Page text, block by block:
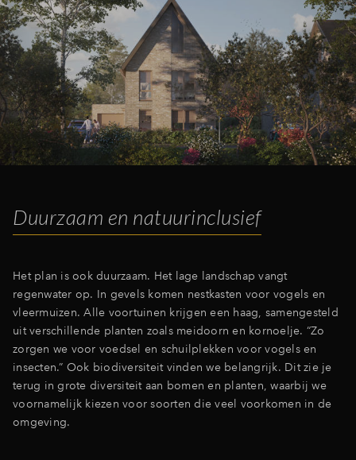
Duurzaam en natuurinclusief
Het plan is ook duurzaam. Het lage landschap vangt
regenwater op. In gevels komen nestkasten voor vogels en
vleermuizen. Alle voortuinen krijgen een haag, samengesteld
uit verschillende planten zoals meidoorn en kornoelje. “Zo
zorgen we voor voedsel en schuilplekken voor vogels en
insecten.” Ook biodiversiteit vinden we belangrijk. Dit zie je
terug in grote diversiteit aan bomen en planten, waarbij we
voornamelijk kiezen voor soorten die veel voorkomen in de
omgeving.